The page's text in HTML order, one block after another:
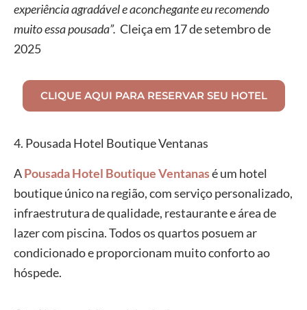
experiência agradável e aconchegante eu recomendo
muito essa pousada”. Cleiça em 17 de setembro de
2025
CLIQUE AQUI PARA RESERVAR SEU HOTEL
4. Pousada Hotel Boutique Ventanas
APousada Hotel Boutique Ventanasé um hotel
boutique único na região, com serviço personalizado,
infraestrutura de qualidade, restaurante e área de
lazer com piscina. Todos os quartos posuem ar
condicionado e proporcionam muito conforto ao
hóspede.